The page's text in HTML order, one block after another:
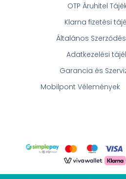
OTP Áruhitel
Klarna fizetési
Általános
Adatkezelési
Garancia és
Mobilpont Vélemények